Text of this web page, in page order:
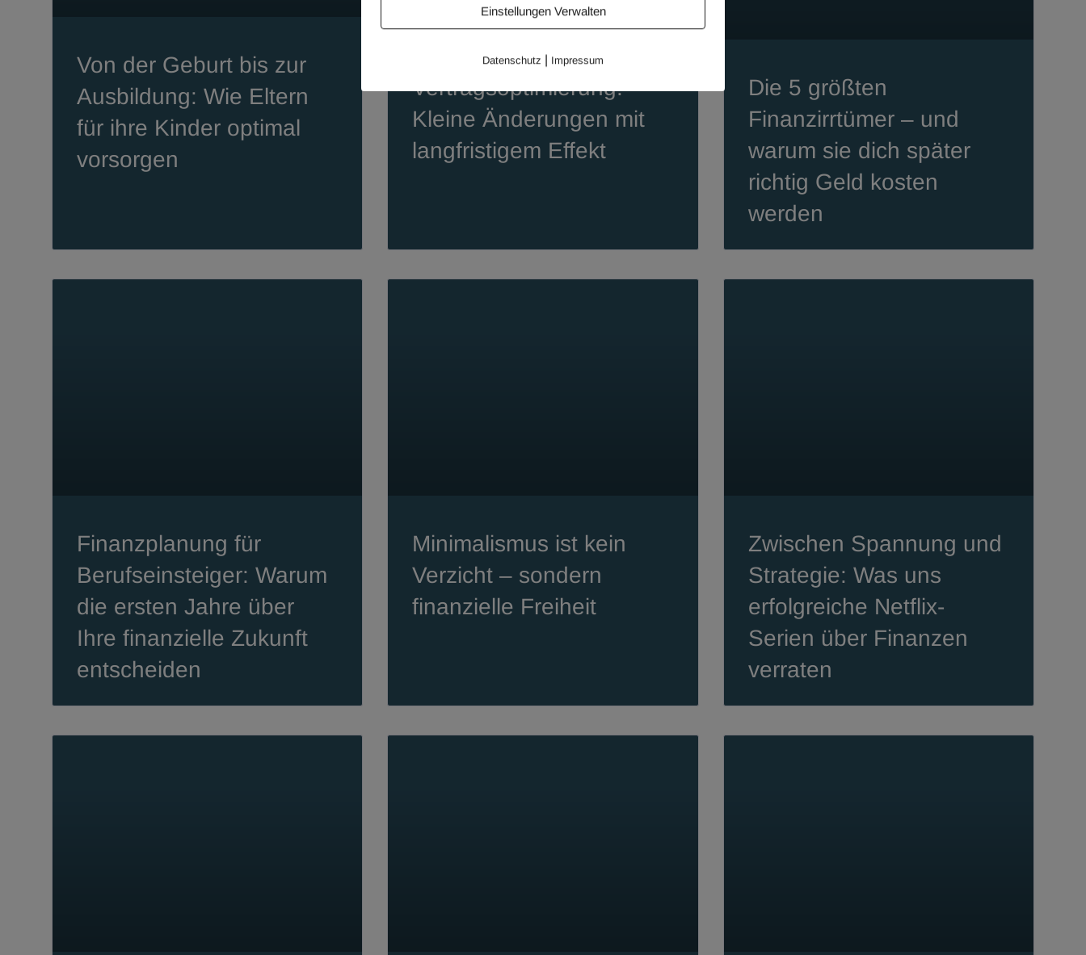
Von der Geburt bis zur
Ausbildung: Wie Eltern
für ihre Kinder optimal
vorsorgen
Vertragsoptimierung:
Kleine Änderungen mit
langfristigem Effekt
Die 5 größten
Finanzirrtümer – und
warum sie dich später
richtig Geld kosten
werden
Finanzplanung für
Berufseinsteiger: Warum
die ersten Jahre über
Ihre finanzielle Zukunft
entscheiden
Minimalismus ist kein
Verzicht – sondern
finanzielle Freiheit
Zwischen Spannung und
Strategie: Was uns
erfolgreiche Netflix-
Serien über Finanzen
verraten
Einstellungen Verwalten
Datenschutz | Impressum